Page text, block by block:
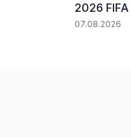
2026 FIFA
07.08.2026